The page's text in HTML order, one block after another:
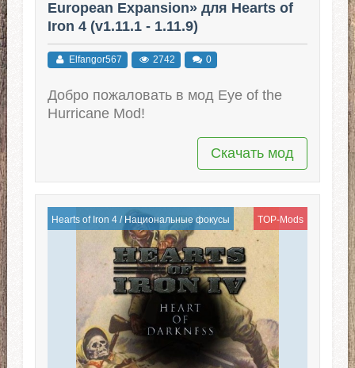
European Expansion» для Hearts of
Iron 4 (v1.11.1 - 1.11.9)
Elfangor567 2742 0
Добро пожаловать в мод Eye of the
Hurricane Mod!
Скачать мод
Hearts of Iron 4/Национальные фокусы TOP-Mods